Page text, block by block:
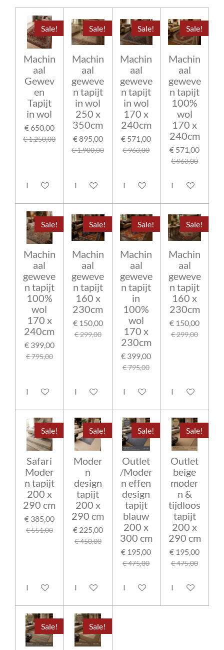
Sale!
Machin
aal
Gewev
en
Tapijt
in wol
€ 650,00
€ 1.250,00
In winkelwagen
Sale!
Machin
aal
geweve
n tapijt
in wol
250 x
350cm
€ 895,00
€ 1.980,00
In winkelwagen
Sale!
Machin
aal
geweve
n tapijt
in wol
170 x
240cm
€ 571,00
€ 963,00
In winkelwagen
Sale!
Machin
aal
geweve
n tapijt
100%
wol
170 x
240cm
€ 571,00
€ 963,00
In
Sale!
Machin
aal
geweve
n tapijt
100%
wol
170 x
240cm
€ 399,00
€ 795,00
In winkelwagen
Sale!
Machin
aal
geweve
n tapijt
160 x
230cm
€ 150,00
€ 299,00
In winkelwagen
Sale!
Machin
aal
geweve
n tapijt
in
100%
wol
170 x
230cm
€ 399,00
€ 795,00
In winkelwagen
Sale!
Machin
aal
geweve
n tapijt
160 x
230cm
€ 150,00
€ 299,00
In
Sale!
Safari
Moder
n tapijt
200 x
290 cm
€ 385,00
€ 551,00
In winkelwagen
Sale!
Moder
n
design
tapijt
200 x
290 cm
€ 225,00
€ 450,00
In winkelwagen
Sale!
Outlet
/Moder
n effen
design
tapijt
blauw
200 x
300 cm
€ 195,00
€ 475,00
In winkelwagen
Sale!
Outlet
beige
moder
n &
tijdloos
tapijt
200 x
290 cm
€ 195,00
€ 475,00
In
Sale! Sale!